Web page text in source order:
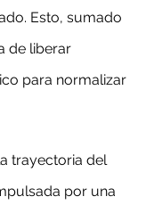
Esto, sumado
de liberar
para normalizar
trayectoria del
por una